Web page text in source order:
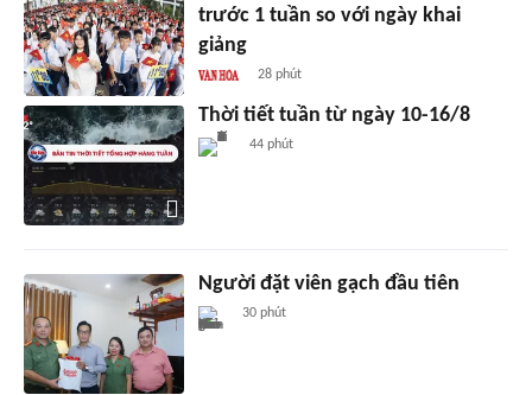
trước 1 tuần so với ngày khai
giảng
28 phút
Thời tiết tuần từ ngày 10-16/8
44 phút
Người đặt viên gạch đầu tiên
30 phút